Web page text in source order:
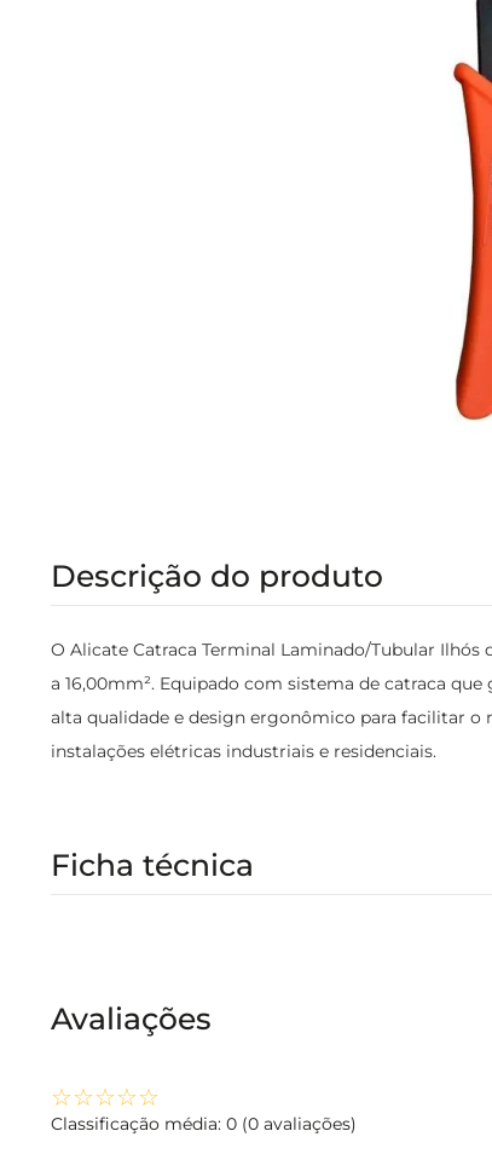
Descrição do produto
O Alicate Catraca Terminal Laminado/Tubular
a 16,00mm². Equipado com sistema de catraca
alta qualidade e design ergonômico para facilitar o
instalações elétricas industriais e residenciais.
Ficha técnica
Avaliações
☆☆☆☆☆
Classificação média: 0 (0 avaliações)